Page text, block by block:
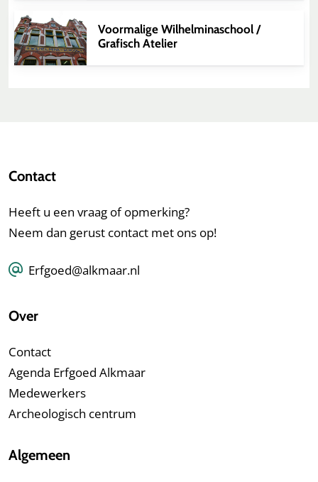
Voormalige Wilhelminaschool /
Grafisch Atelier
Contact
Heeft u een vraag of opmerking?
Neem dan gerust contact met ons op!
Erfgoed@alkmaar.nl
Over
Contact
Agenda Erfgoed Alkmaar
Medewerkers
Archeologisch centrum
Algemeen